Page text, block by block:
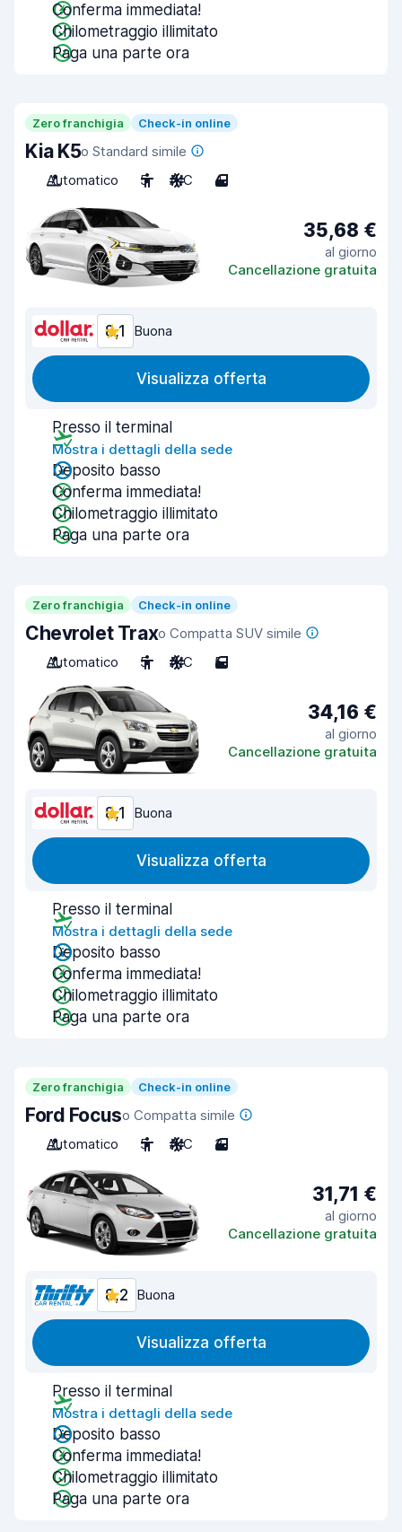
Conferma immediata!
Chilometraggio illimitato
Paga una parte ora
Zero franchigia Check-in online
Kia K5o Standard simile
Automatico
5 A/C 4
35,68 €
al giorno
Cancellazione gratuita
8,1 Buona
Visualizza offerta
Presso il terminal
Mostra i dettagli della sede
Deposito basso
Conferma immediata!
Chilometraggio illimitato
Paga una parte ora
Zero franchigia Check-in online
Chevrolet Traxo Compatta SUV simile
Automatico
5 A/C 5
34,16 €
al giorno
Cancellazione gratuita
8,1 Buona
Visualizza offerta
Presso il terminal
Mostra i dettagli della sede
Deposito basso
Conferma immediata!
Chilometraggio illimitato
Paga una parte ora
Zero franchigia Check-in online
Ford Focuso Compatta simile
Automatico
5 A/C 3
31,71 €
al giorno
Cancellazione gratuita
8,2 Buona
Visualizza offerta
Presso il terminal
Mostra i dettagli della sede
Deposito basso
Conferma immediata!
Chilometraggio illimitato
Paga una parte ora